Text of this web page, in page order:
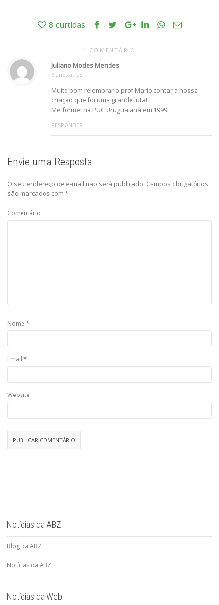
8 curtidas
1 COMENTÁRIO
Juliano Modes Mendes
6 anos atrás
Muito bom relembrar o prof Mario contar a nossa
criação que foi uma grande luta!
Me formei na PUC Uruguaiana em 1999
RESPONDER
Envie uma Resposta
O seu endereço de e-mail não será publicado. Campos obrigatórios
são marcados com *
Comentário
Nome *
Email *
Website
Notícias da ABZ
Blog da ABZ
Notícias da ABZ
Notícias da Web